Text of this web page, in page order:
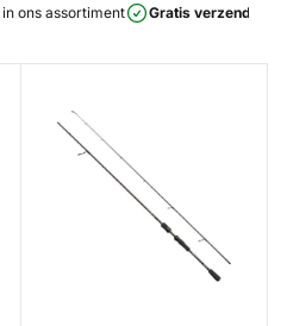
in ons assortiment Gratis verzending